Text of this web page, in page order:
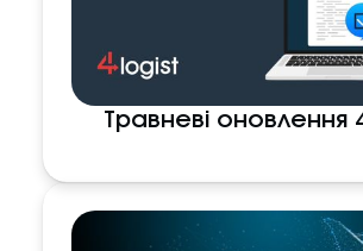
Травневі оновлення